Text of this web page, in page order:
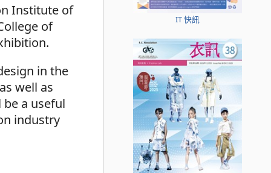
Institute of
of
in the
well as
a useful
industry
IT 快訊